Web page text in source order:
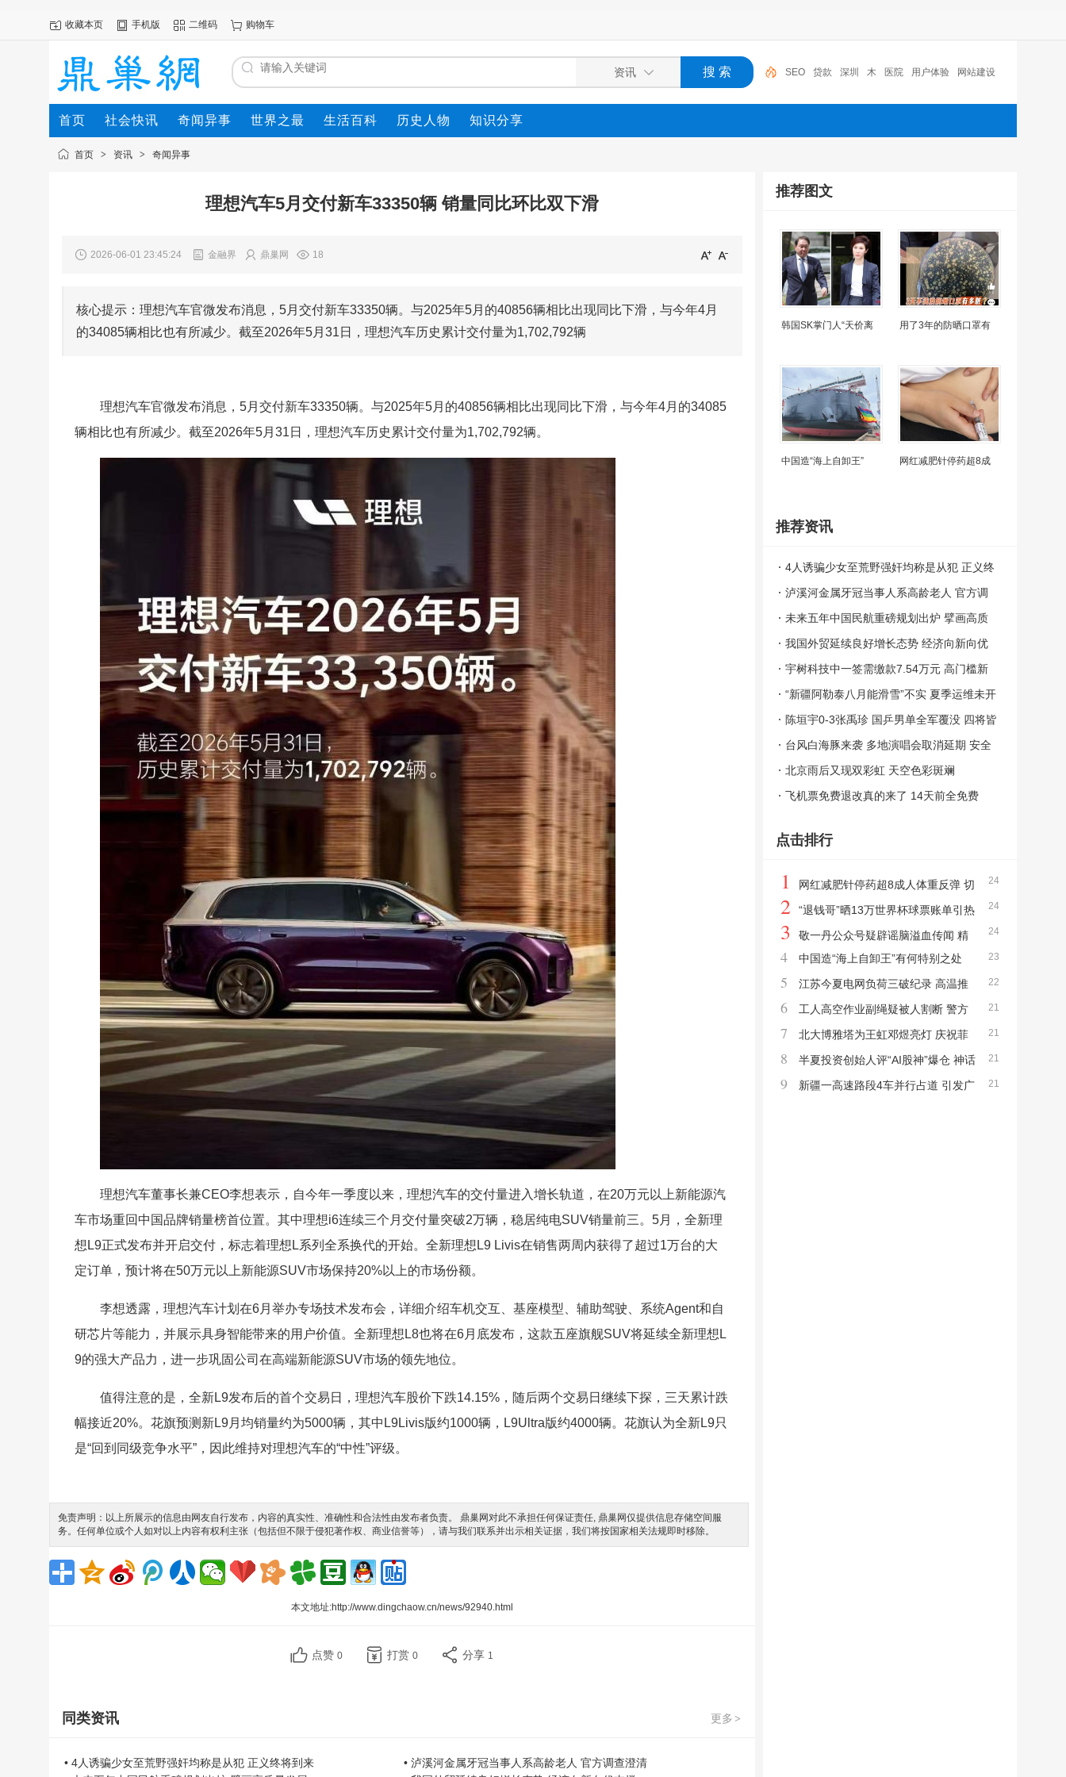
收藏本页 手机版 二维码 购物车
SEO 贷款 深圳 木 医院 用户体验 网站建设
机器人 摩托车 广州
首页 社会快讯 奇闻异事 世界之最 生活百科 历史人物 知识分享
首页 > 资讯 > 奇闻异事
理想汽车5月交付新车33350辆 销量同比环比双下滑
2026-06-01 23:45:24 金融界 鼎巢网 18
核心提示：理想汽车官微发布消息，5月交付新车33350辆。与2025年5月的40856辆相比出现同比下滑，与今年4月
的34085辆相比也有所减少。截至2026年5月31日，理想汽车历史累计交付量为1,702,792辆
理想汽车官微发布消息，5月交付新车33350辆。与2025年5月的40856辆相比出现同比下滑，与今年4月的34085
辆相比也有所减少。截至2026年5月31日，理想汽车历史累计交付量为1,702,792辆。
理想汽车董事长兼CEO李想表示，自今年一季度以来，理想汽车的交付量进入增长轨道，在20万元以上新能源汽
车市场重回中国品牌销量榜首位置。其中理想i6连续三个月交付量突破2万辆，稳居纯电SUV销量前三。5月，全新理
想L9正式发布并开启交付，标志着理想L系列全系换代的开始。全新理想L9 Livis在销售两周内获得了超过1万台的大
定订单，预计将在50万元以上新能源SUV市场保持20%以上的市场份额。
李想透露，理想汽车计划在6月举办专场技术发布会，详细介绍车机交互、基座模型、辅助驾驶、系统Agent和自
研芯片等能力，并展示具身智能带来的用户价值。全新理想L8也将在6月底发布，这款五座旗舰SUV将延续全新理想L
9的强大产品力，进一步巩固公司在高端新能源SUV市场的领先地位。
值得注意的是，全新L9发布后的首个交易日，理想汽车股价下跌14.15%，随后两个交易日继续下探，三天累计跌
幅接近20%。花旗预测新L9月均销量约为5000辆，其中L9Livis版约1000辆，L9Ultra版约4000辆。花旗认为全新L9只
是“回到同级竞争水平”，因此维持对理想汽车的“中性”评级。
免责声明：以上所展示的信息由网友自行发布，内容的真实性、准确性和合法性由发布者负责。 鼎巢网对此不承担任何保证责任, 鼎巢网仅提供信息存储空间服
务。任何单位或个人如对以上内容有权利主张（包括但不限于侵犯著作权、商业信誉等），请与我们联系并出示相关证据，我们将按国家相关法规即时移除。
本文地址:http://www.dingchaow.cn/news/92940.html
点赞 0 打赏 0 分享 1
更多 >
同类资讯
• 4人诱骗少女至荒野强奸均称是从犯 正义终将到来
• 泸溪河金属牙冠当事人系高龄老人 官方调查澄清
推荐图文
韩国SK掌门人“天价离 用了3年的防晒口罩有
中国造“海上自卸王” 网红减肥针停药超8成
推荐资讯
4人诱骗少女至荒野强奸均称是从犯 正义终
将到来
泸溪河金属牙冠当事人系高龄老人 官方调
查澄清真相
未来五年中国民航重磅规划出炉 擘画高质
量发展蓝图
我国外贸延续良好增长态势 经济向新向优
支撑
宇树科技中一签需缴款7.54万元 高门槛新
股引关注
“新疆阿勒泰八月能滑雪”不实 夏季运维未开
放滑雪
陈垣宇0-3张禹珍 国乒男单全军覆没 四将皆
墨止步横滨
台风白海豚来袭 多地演唱会取消延期 安全
考量优先
北京雨后又现双彩虹 天空色彩斑斓
飞机票免费退改真的来了 14天前全免费
点击排行
24
1
网红减肥针停药超8成人体重反弹 切
勿盲目跟风
24
2
“退钱哥”晒13万世界杯球票账单引热
议！决赛一张票就达50500元 球迷豪掷百万
观赛
24
3
敬一丹公众号疑辟谣脑溢血传闻 精
选留言不信谣
23
4
中国造“海上自卸王”有何特别之处
一举创下三项世界纪录
22
5
江苏今夏电网负荷三破纪录 高温推
动用电新高
21
6
工人高空作业副绳疑被人割断 警方
介入
21
7
北大博雅塔为王虹邓煜亮灯 庆祝菲
尔兹奖荣耀
21
8
半夏投资创始人评“AI股神”爆仓 神话
落幕警醒市场
21
9
新疆一高速路段4车并行占道 引发广